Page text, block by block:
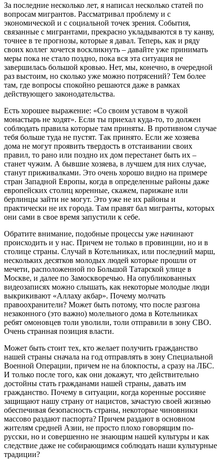
За последние несколько лет, я написал несколько статей по
вопросам мигрантов. Рассматривал проблему и с
экономической и с социальной точек зрения. События,
связанные с мигрантами, прекрасно укладываются в ту канву,
точнее в те прогнозы, которые я давал. Теперь, как и ряду
своих коллег хочется воскликнуть – давайте уже принимать
меры пока не стало поздно, пока вся эта ситуация не
завершилась большой кровью. Нет, мы, конечно, в очередной
раз выстоим, но сколько уже можно потрясений? Тем более
там, где вопросы спокойно решаются даже в рамках
действующего законодательства.
Есть хорошее выражение: «Со своим уставом в чужой
монастырь не ходят». Если ты приехал куда-то, то должен
соблюдать правила которые там приняты. В противном случае
тебя больше туда не пустят. Так принято. Если же хозяева
дома не могут проявить твердость в отстаивании своих
правил, то рано или поздно их дом перестанет быть их –
станет чужим. А бывшие хозяева, в лучшем для них случае,
станут приживалками. Это очень хорошо видно на примере
стран Западной Европы, когда в определенные районы даже
европейских столиц коренные, скажем, парижане или
берлинцы зайти не могут. Это уже не их районы и
практически не их города. Там правят бал мигранты, которых
они сами в свое время запустили к себе.
Обратите внимание, подобные процессы уже начинают
происходить и у нас. Причем не только в провинции, но и в
столице страны. Случай в Котельниках, или последний марш,
нескольких десятков молодых людей которые прошли от
мечети, расположенной по Большой Татарской улице в
Москве, и далее по Замоскворечью. На опубликованных
видеозаписях можно слышать, как некоторые молодые люди
выкрикивают «Аллаху акбар». Почему молчать
правоохранители? Может быть потому, что после разгона
незаконного (это важно) молельного дома в Котельниках
ребят омоновцев толи уволили, толи отправили в зону СВО.
Очень странная позиция власти.
Может быть стоит тех, кто желает получить гражданство
нашей страны сначала на год отправлять в зону Специальной
Военной Операции, причем не на блокпосты, а сразу на ЛБС.
И только после того, как они докажут, что действительно
достойны стать гражданами нашей страны, давать им
гражданство. Почему в ситуации, когда коренные россияне
защищают нашу страну от нацистов, зачастую своей жизнью
обеспечивая безопасность страны, некоторые чиновники
массово раздают паспорта? Причем раздают в основном
жителям средней Азии, не просто плохо говорящим по-
русски, но и совершенно не знающим нашей культуры и как
следствие даже не собирающимся соблюдать наши культурные
традиции?